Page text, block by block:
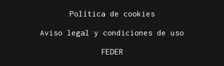
Política de cookies
Aviso legal y condiciones de uso
FEDER